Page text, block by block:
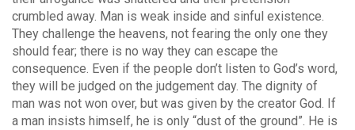
crumbled away. Man is weak inside and sinful existence.
They challenge the heavens, not fearing the only one they
should fear; there is no way they can escape the
consequence. Even if the people don’t listen to God’s word,
they will be judged on the judgement day. The dignity of
man was not won over, but was given by the creator God. If
a man insists himself, he is only “dust of the ground”. He is